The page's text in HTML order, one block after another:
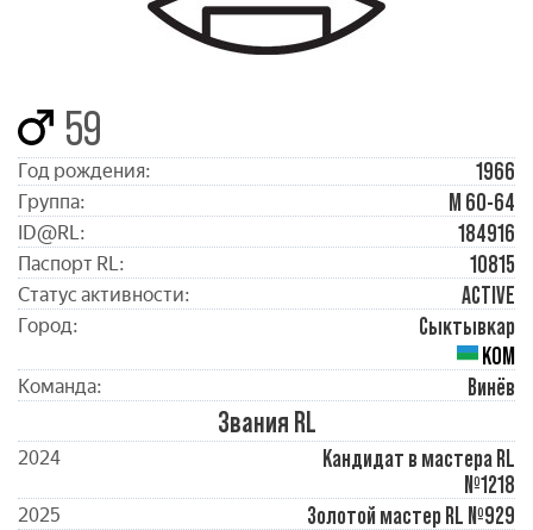
59
Год рождения: 1966
Группа: М 60-64
ID@RL: 184916
Паспорт RL: 10815
Статус активности: ACTIVE
Город:
Сыктывкар
КОМ
Команда: Винёв
Звания RL
2024
Кандидат в мастера RL
№1218
2025 Золотой мастер RL №929